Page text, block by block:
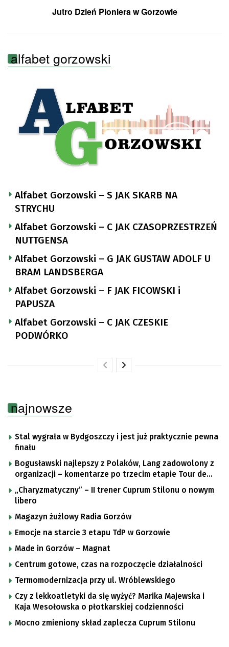
Jutro Dzień Pioniera w Gorzowie
alfabet gorzowski
Alfabet Gorzowski – S JAK SKARB NA
STRYCHU
Alfabet Gorzowski – C JAK CZASOPRZESTRZEŃ
NUTTGENSA
Alfabet Gorzowski – G JAK GUSTAW ADOLF U
BRAM LANDSBERGA
Alfabet Gorzowski – F JAK FICOWSKI i
PAPUSZA
Alfabet Gorzowski – C JAK CZESKIE
PODWÓRKO
najnowsze
Stal wygrała w Bydgoszczy i jest już praktycznie pewna
finału
Bogusławski najlepszy z Polaków, Lang zadowolony z
organizacji – komentarze po trzecim etapie Tour de
Pologne
„Charyzmatyczny” – II trener Cuprum Stilonu o nowym
libero
Magazyn żużlowy Radia Gorzów
Emocje na starcie 3 etapu TdP w Gorzowie
Made in Gorzów – Magnat
Centrum gotowe, czas na rozpoczęcie działalności
Termomodernizacja przy ul. Wróblewskiego
Czy z lekkoatletyki da się wyżyć? Marika Majewska i
Kaja Wesołowska o płotkarskiej codzienności
Mocno zmieniony skład zaplecza Cuprum Stilonu